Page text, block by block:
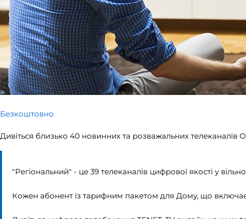
Безкоштовно
Дивіться близько 40 новинних та розважальних телеканалів
"Регіональний" - це 39 телеканалів цифрової якості у
Кожен абонент із тарифним пакетом для Дому, що